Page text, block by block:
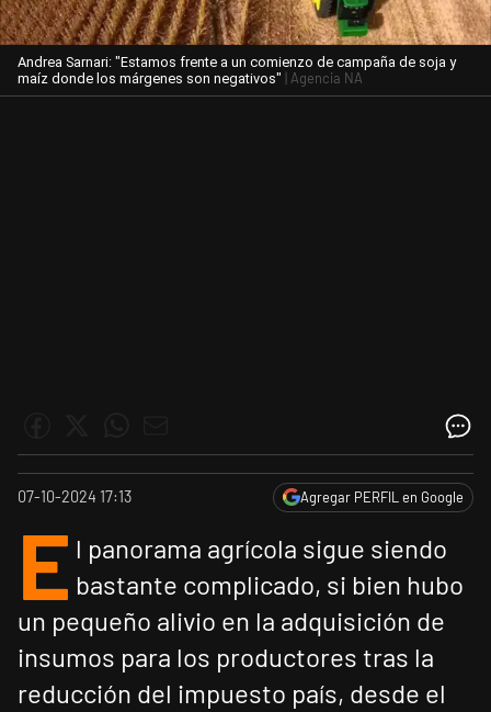
Andrea Sarnari: "Estamos frente a un comienzo de campaña de soja y
maíz donde los márgenes son negativos" | Agencia NA
07-10-2024 17:13 Agregar PERFIL en Google
E l panorama agrícola sigue siendo
bastante complicado, si bien hubo
un pequeño alivio en la adquisición de
insumos para los productores tras la
reducción del impuesto país, desde el